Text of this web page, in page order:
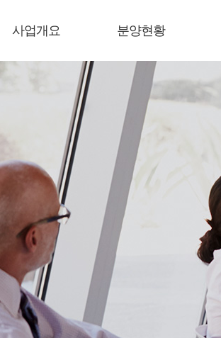
사업개요 분양현황